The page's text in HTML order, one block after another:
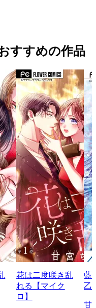
すすめの作品
花は二度咲き乱
れる【マイク
ロ】
藍
乙
甘